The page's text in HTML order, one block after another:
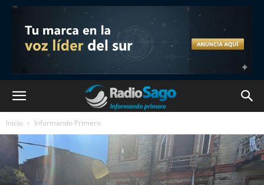
Inicio Informando Primero